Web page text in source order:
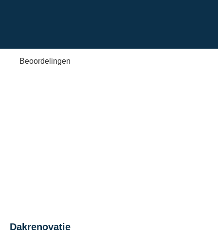
Beoordelingen
Dakrenovatie